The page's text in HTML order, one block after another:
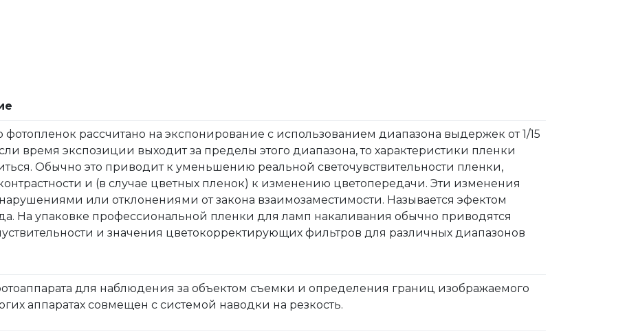
фотопленок рассчитано на экспонирование с использованием диапазона выдержек от 1/15
время экспозиции выходит за пределы этого диапазона, то характеристики пленки
Обычно это приводит к уменьшению реальной светочувствительности пленки,
и (в случае цветных пленок) к изменению цветопередачи. Эти изменения
или отклонениями от закона взаимозаместимости. Называется эфектом
На упаковке профессиональной пленки для ламп накаливания обычно приводятся
и значения цветокорректирующих фильтров для различных диапазонов
для наблюдения за объектом съемки и определения границ изображаемого
аппаратах совмещен с системой наводки на резкость.